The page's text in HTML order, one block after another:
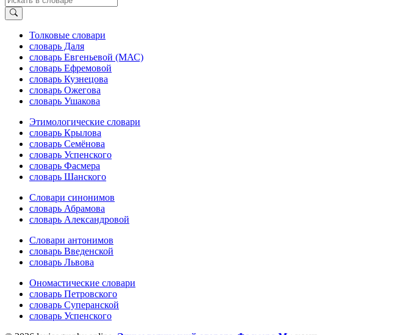
Толковые словари
словарь Даля
словарь Евгеньевой (МАС)
словарь Ефремовой
словарь Кузнецова
словарь Ожегова
словарь Ушакова
Этимологические словари
словарь Крылова
словарь Семёнова
словарь Успенского
словарь Фасмера
словарь Шанского
Словари синонимов
словарь Абрамова
словарь Александровой
Словари антонимов
словарь Введенской
словарь Львова
Ономастические словари
словарь Петровского
словарь Суперанской
словарь Успенского